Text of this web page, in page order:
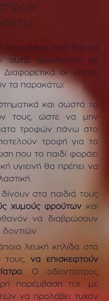
;
στα δόντια
αυτά οφείλονται σε
οι γονείς
τα παρακάτω:
και σωστά τα
τους, ώστε να μην
τροφών πάνω στα
τροφή για τα
που το παιδί φοράει
υγιεινή θα πρέπει να
στα παιδιά τους
χυμούς φρούτων και
να διαβρώσουν
λευκή κηλίδα στα
τους,να επισκεφτούν
. Ο οδοντίατρος
παρέμβαση π.χ. με
να προλάβει τυχόν